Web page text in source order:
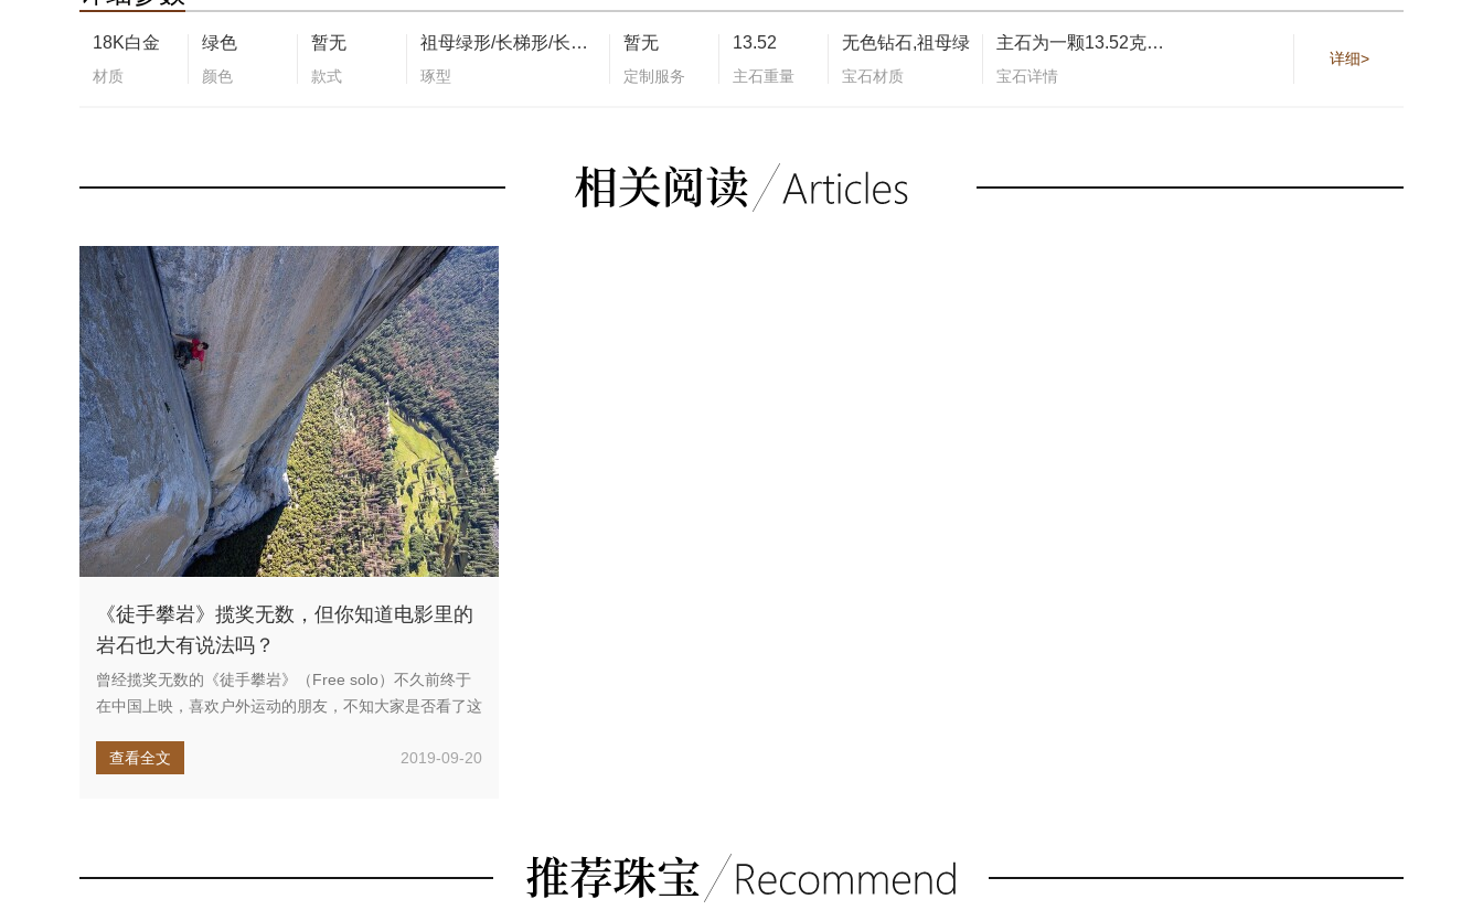
18K白金
材质
绿色
颜色
暂无
款式
祖母绿形/长梯形/长方形
琢型
暂无
定制服务
13.52
主石重量
无色钻石,祖母绿
宝石材质
主石为一颗13.52克拉的祖母绿，产自哥伦比亚
宝石详情
详细>
《徒手攀岩》揽奖无数，但你知道电影里的
岩石也大有说法吗？
曾经揽奖无数的《徒手攀岩》（Free solo）不久前终于
在中国上映，喜欢户外运动的朋友，不知大家是否看了这
查看全文
2019-09-20